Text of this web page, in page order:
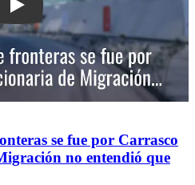
Play: Hombre con cierre de fronteras
se fue por Carrasco
no entendió que